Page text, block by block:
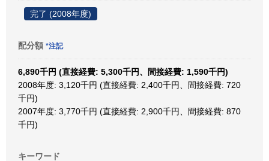
完了 (2008年度)
配分額 *注記
6,890千円 (直接経費: 5,300千円、間接経費: 1,590千円)
2008年度: 3,120千円 (直接経費: 2,400千円、間接経費: 720
千円)
2007年度: 3,770千円 (直接経費: 2,900千円、間接経費: 870
千円)
キーワード